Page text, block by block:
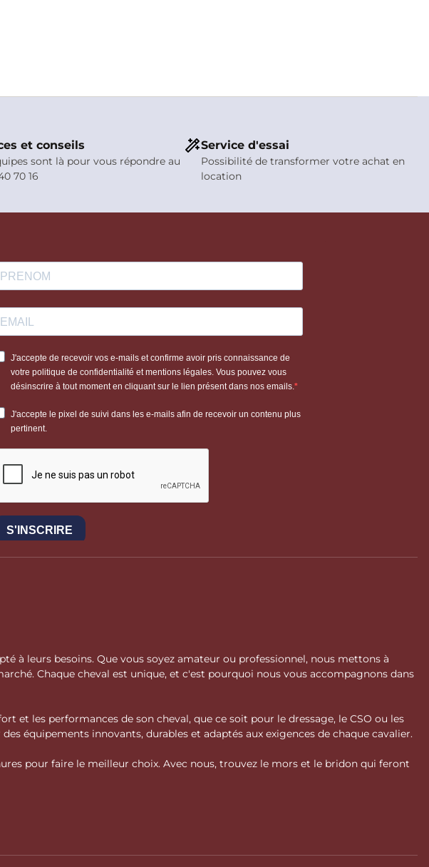
et conseils
sont là pour vous répondre au
70 16
Service d'essai
Possibilité de transformer votre achat en
location
à leurs besoins. Que vous soyez amateur ou professionnel, nous mettons à
Chaque cheval est unique, et c'est pourquoi nous vous accompagnons dans
et les performances de son cheval, que ce soit pour le dressage, le CSO ou les
équipements innovants, durables et adaptés aux exigences de chaque cavalier.
pour faire le meilleur choix. Avec nous, trouvez le mors et le bridon qui feront